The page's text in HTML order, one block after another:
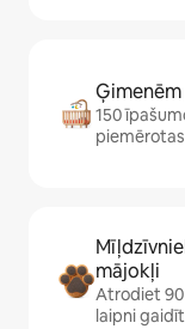
150
mājokļi
Atrodiet 90
laipni